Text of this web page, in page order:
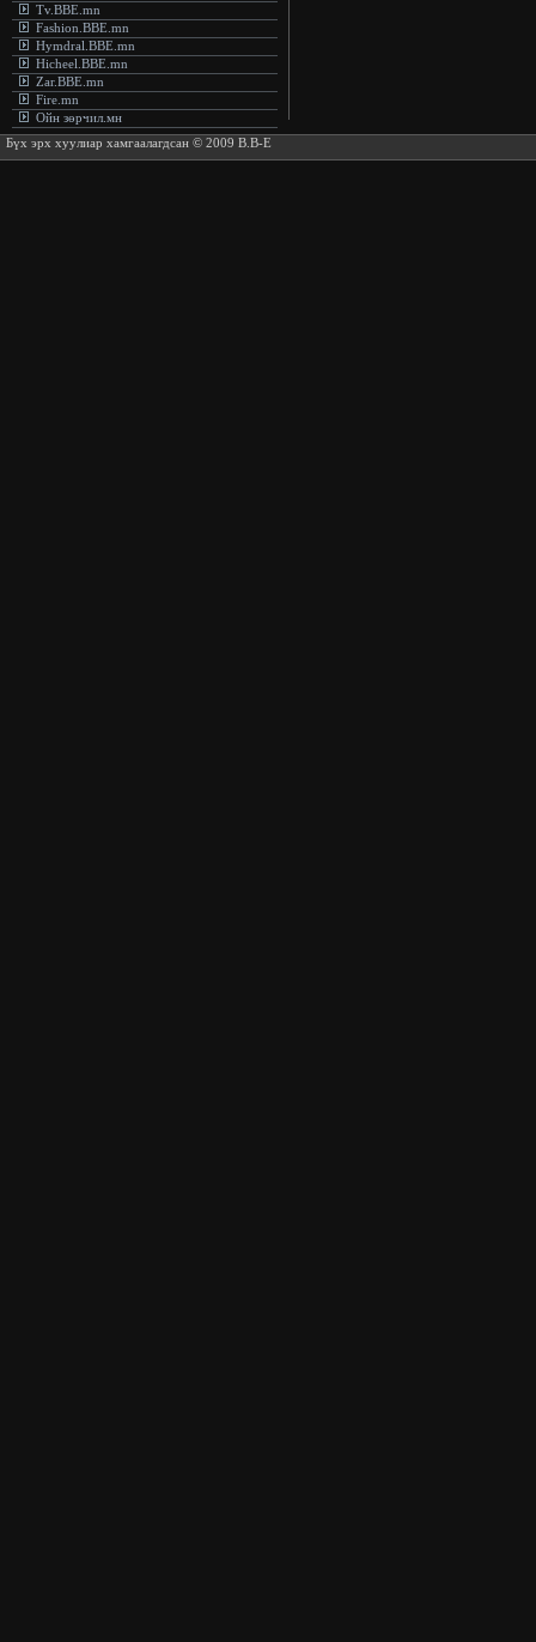
Tv.BBE.mn
Fashion.BBE.mn
Hymdral.BBE.mn
Hicheel.BBE.mn
Zar.BBE.mn
Fire.mn
Ойн зөрчил.мн
Бүх эрх хуулиар хамгаалагдсан © 2009 B.B-E